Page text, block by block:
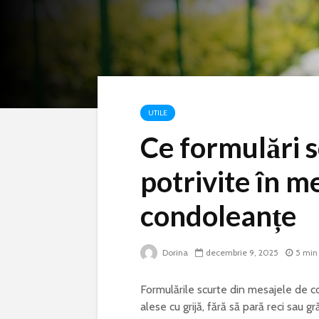
UTILE
Ce formulări
potrivite în
condoleanțe
Dorina decembrie 9, 2025 5
Formulările scurte din mesajele de
alese cu grijă, fără să pară reci sau